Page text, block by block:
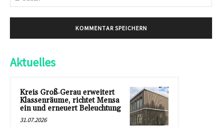
Aktuelles
Kreis Groß‑Gerau erweitert
Klassenräume, richtet Mensa
ein und erneuert Beleuchtung
31.07.2026